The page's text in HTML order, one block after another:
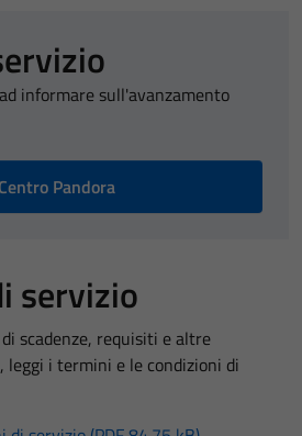
informare sull'avanzamento
Centro Pandora
servizio
scadenze, requisiti e altre
i termini e le condizioni di